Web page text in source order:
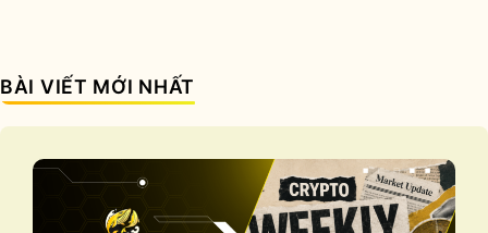
BÀI VIẾT MỚI NHẤT